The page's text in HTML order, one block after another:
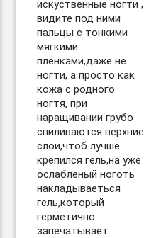
искуственные ногти ,
видите под ними
пальцы с тонкими
мягкими
пленками,даже не
ногти, а просто как
кожа с родного
ногтя, при
наращивании грубо
спиливаются верхние
слои,чтоб лучше
крепился гель,на уже
ослабленый ноготь
накладываеться
гель,который
герметично
запечатывает